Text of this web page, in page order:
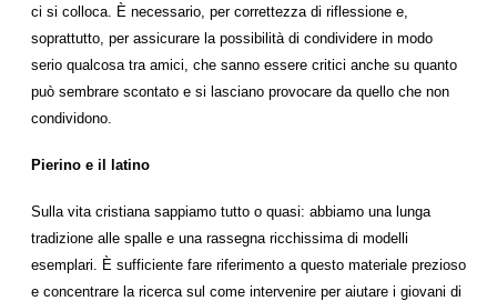
ci si colloca. È necessario, per correttezza di riflessione e,
soprattutto, per assicurare la possibilità di condividere in modo
serio qualcosa tra amici, che sanno essere critici anche su quanto
può sembrare scontato e si lasciano provocare da quello che non
condividono.
Pierino e il latino
Sulla vita cristiana sappiamo tutto o quasi: abbiamo una lunga
tradizione alle spalle e una rassegna ricchissima di modelli
esemplari. È sufficiente fare riferimento a questo materiale prezioso
e concentrare la ricerca sul come intervenire per aiutare i giovani di